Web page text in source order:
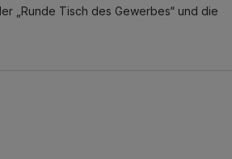
„Runde Tisch des Gewerbes“ und die